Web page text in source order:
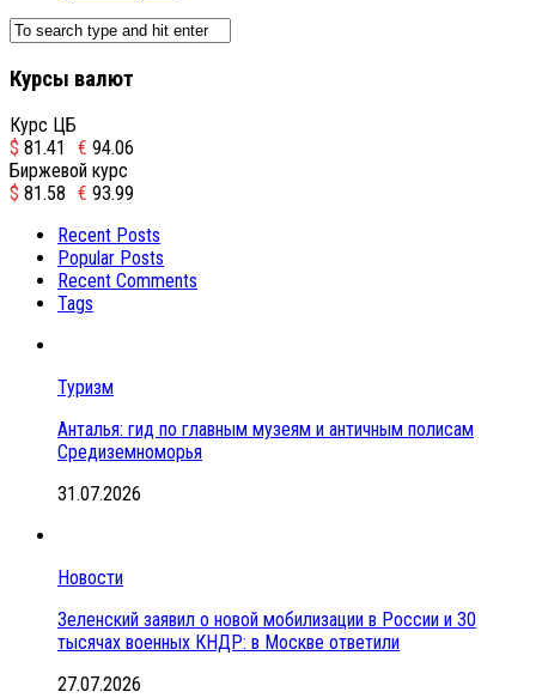
Курсы валют
Курс ЦБ
$ 81.41 € 94.06
Биржевой курс
$ 81.58 € 93.99
Recent Posts
Popular Posts
Recent Comments
Tags
Туризм
Анталья: гид по главным музеям и античным полисам
Средиземноморья
31.07.2026
Новости
Зеленский заявил о новой мобилизации в России и 30
тысячах военных КНДР: в Москве ответили
27.07.2026